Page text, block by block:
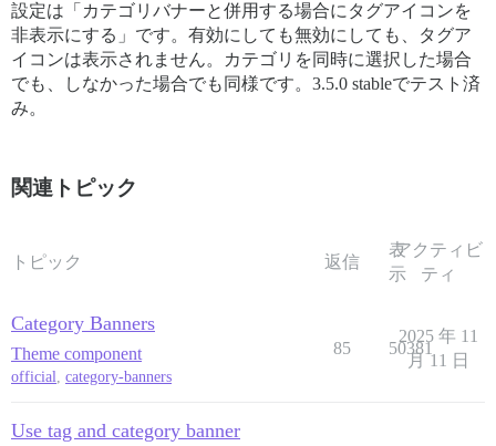
設定は「カテゴリバナーと併用する場合にタグアイコンを
非表示にする」です。有効にしても無効にしても、タグア
イコンは表示されません。カテゴリを同時に選択した場合
でも、しなかった場合でも同様です。3.5.0 stableでテスト済
み。
関連トピック
トピック 返信
表
示
アクティビ
ティ
Category Banners
Theme component
official, category-banners
85 50381
2025 年 11
月 11 日
Use tag and category banner